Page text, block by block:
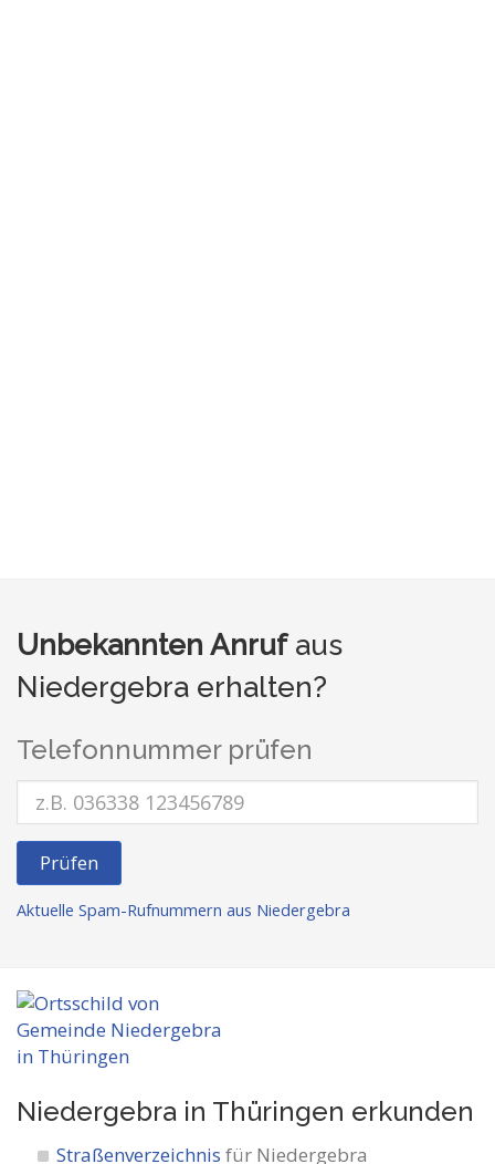
Unbekannten Anrufaus
Niedergebra erhalten?
Telefonnummer prüfen
Prüfen
Aktuelle Spam-Rufnummern aus Niedergebra
Niedergebra in Thüringen erkunden
Straßenverzeichnis für Niedergebra